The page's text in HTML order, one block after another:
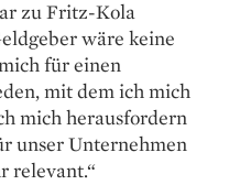
zu Fritz-Kola
wäre keine
für einen
mit dem ich mich
mich herausfordern
unser Unternehmen
relevant.“